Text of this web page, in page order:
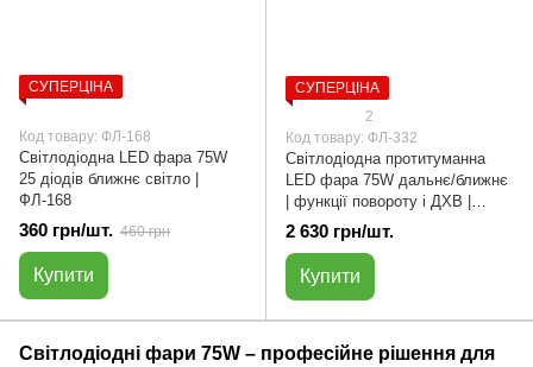
СУПЕРЦІНА
Код товару: ФЛ-168
Світлодіодна LED фара 75W
25 діодів ближнє світло |
ФЛ-168
360 грн/шт. 460 грн
Купити
СУПЕРЦІНА
2
Код товару: ФЛ-332
Світлодіодна протитуманна
LED фара 75W дальнє/ближнє
| функції повороту і ДХВ |
ФЛ-332
2 630 грн/шт.
Купити
Світлодіодні фари 75W – професійне рішення для